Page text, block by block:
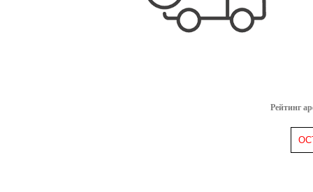
туалетная вода 100 мл. (некондиция)
туалетная вода 50 мл. (некондиция)
Рейтинг